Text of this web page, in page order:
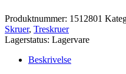
Produktnummer: 1512801
Skruer, Treskruer
Lagerstatus: Lagervare
Beskrivelse